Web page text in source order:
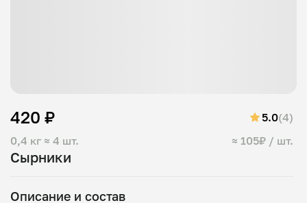
Сырники
0,4 кг ≈ 4 шт. ≈ 105₽ / шт.
420 ₽ 5.0(4)
Описание и состав